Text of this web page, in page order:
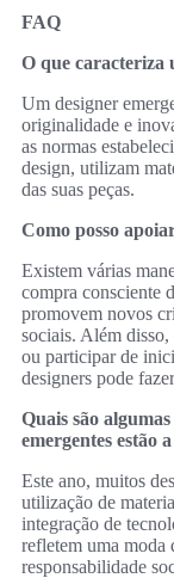
FAQ
O que caracteriza
Um designer
originalidade e
as normas
design, utilizam
das suas peças.
Como posso
Existem várias
compra consciente
promovem novos
sociais. Além
ou participar de
designers pode
Quais são
emergentes estão
Este ano, muitos
utilização de
integração de
refletem uma moda
responsabilidade